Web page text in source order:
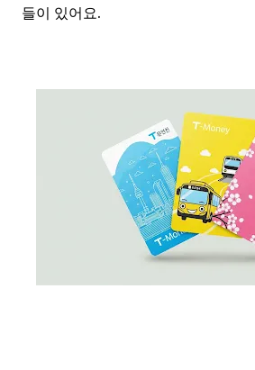
들이 있어요.